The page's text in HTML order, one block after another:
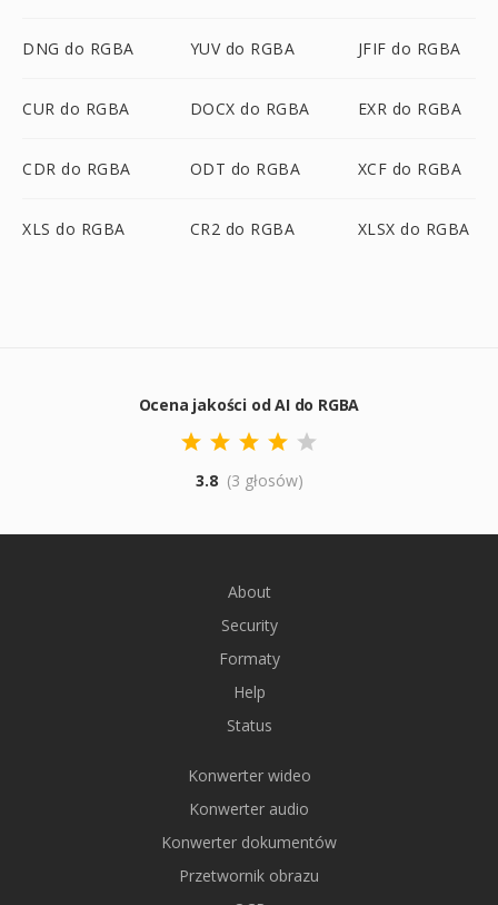
DNG do RGBA YUV do RGBA JFIF do RGBA
CUR do RGBA DOCX do RGBA EXR do RGBA
CDR do RGBA ODT do RGBA XCF do RGBA
XLS do RGBA CR2 do RGBA XLSX do RGBA
Ocena jakości od AI do RGBA
3.8 (3 głosów)
About
Security
Formaty
Help
Status
Konwerter wideo
Konwerter audio
Konwerter dokumentów
Przetwornik obrazu